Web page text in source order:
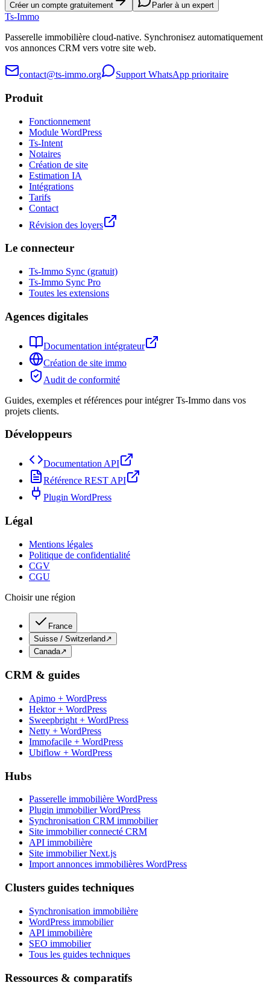
Créer un compte gratuitement Parler à un expert
Ts-Immo
Passerelle immobilière cloud-native. Synchronisez automatiquement
vos annonces CRM vers votre site web.
contact@ts-immo.org Support WhatsApp prioritaire
Produit
Fonctionnement
Module WordPress
Ts-Intent
Notaires
Création de site
Estimation IA
Intégrations
Tarifs
Contact
Révision des loyers
Le connecteur
Ts-Immo Sync (gratuit)
Ts-Immo Sync Pro
Toutes les extensions
Agences digitales
Documentation intégrateur
Création de site immo
Audit de conformité
Guides, exemples et références pour intégrer Ts-Immo dans vos
projets clients.
Développeurs
Documentation API
Référence REST API
Plugin WordPress
Légal
Mentions légales
Politique de confidentialité
CGV
CGU
Choisir une région
France
Suisse / Switzerland↗
Canada↗
CRM & guides
Apimo + WordPress
Hektor + WordPress
Sweepbright + WordPress
Netty + WordPress
Immofacile + WordPress
Ubiflow + WordPress
Hubs
Passerelle immobilière WordPress
Plugin immobilier WordPress
Synchronisation CRM immobilier
Site immobilier connecté CRM
API immobilière
Site immobilier Next.js
Import annonces immobilières WordPress
Clusters guides techniques
Synchronisation immobilière
WordPress immobilier
API immobilière
SEO immobilier
Tous les guides techniques
Ressources & comparatifs